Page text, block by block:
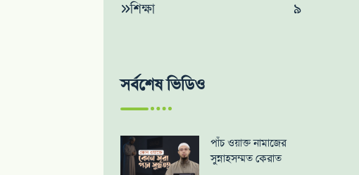
শিক্ষা ৯
সর্বশেষ ভিডিও
পাঁচ ওয়াক্ত নামাজের
সুন্নাহসম্মত কেরাত